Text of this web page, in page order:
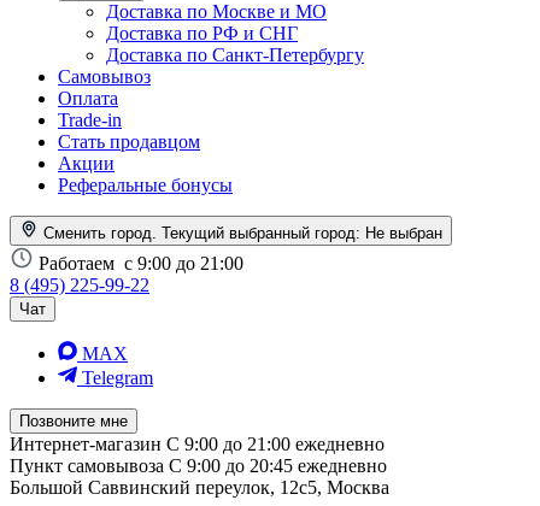
Доставка по Москве и МО
Доставка по РФ и СНГ
Доставка по Санкт-Петербургу
Самовывоз
Оплата
Trade-in
Стать продавцом
Акции
Реферальные бонусы
Сменить город. Текущий выбранный город: Не выбран
Работаем с 9:00 до 21:00
8 (495) 225-99-22
Чат
MAX
Telegram
Позвоните мне
Интернет-магазин С 9:00 до 21:00 ежедневно
Пункт самовывоза С 9:00 до 20:45 ежедневно
Большой Саввинский переулок, 12с5, Москва